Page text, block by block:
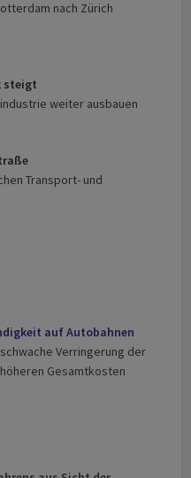
nach Zürich
steigt
weiter ausbauen
e
Transport- und
auf Autobahnen
Verringerung der
Gesamtkosten